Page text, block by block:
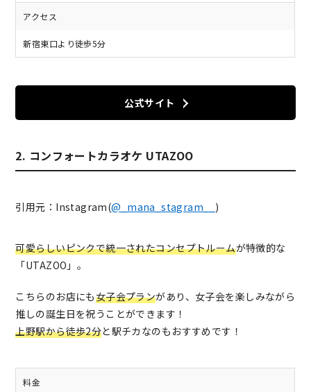
アクセス
新宿東口より徒歩5分
公式サイト
2. コンフォートカラオケ UTAZOO
引用元：Instagram(@_mana_stagram__ )
可愛らしいピンクで統一されたコンセプトルームが特徴的な
「UTAZOO」。
こちらのお店にも女子会プランがあり、女子会を楽しみながら
推しの誕生日を祝うことができます！
上野駅から徒歩2分と駅チカなのもおすすめです！
料金